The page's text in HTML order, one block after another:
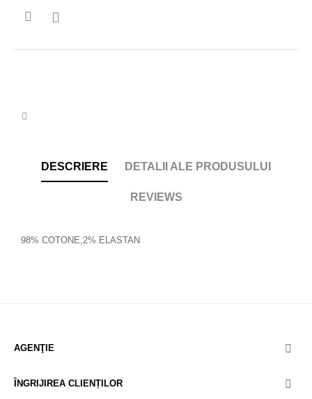

DESCRIERE DETALII ALE PRODUSULUI
REVIEWS
98% COTONE,2% ELASTAN
AGENŢIE 
ÎNGRIJIREA CLIENȚILOR 